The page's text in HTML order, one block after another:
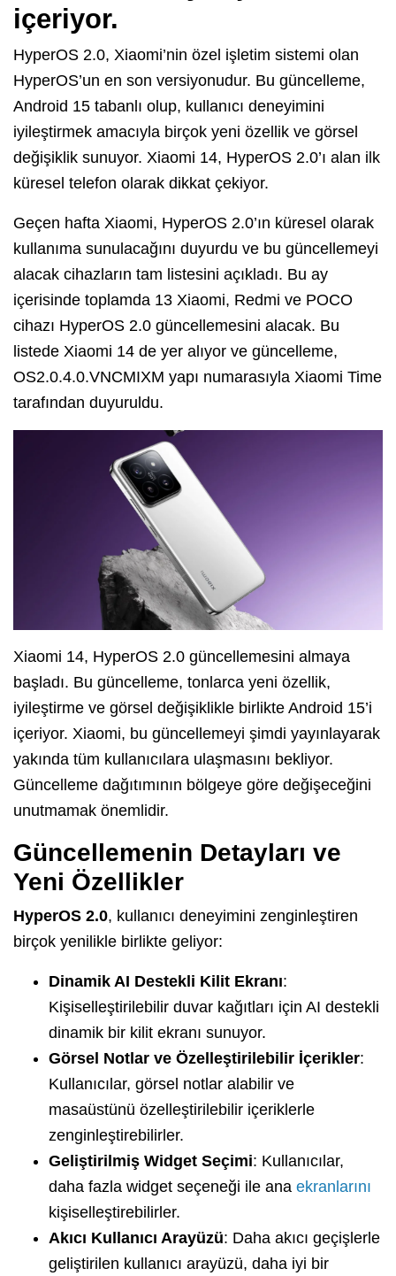
içeriyor.
HyperOS 2.0, Xiaomi’nin özel işletim sistemi olan
HyperOS’un en son versiyonudur. Bu güncelleme,
Android 15 tabanlı olup, kullanıcı deneyimini
iyileştirmek amacıyla birçok yeni özellik ve görsel
değişiklik sunuyor. Xiaomi 14, HyperOS 2.0’ı alan ilk
küresel telefon olarak dikkat çekiyor.
Geçen hafta Xiaomi, HyperOS 2.0’ın küresel olarak
kullanıma sunulacağını duyurdu ve bu güncellemeyi
alacak cihazların tam listesini açıkladı. Bu ay
içerisinde toplamda 13 Xiaomi, Redmi ve POCO
cihazı HyperOS 2.0 güncellemesini alacak. Bu
listede Xiaomi 14 de yer alıyor ve güncelleme,
OS2.0.4.0.VNCMIXM yapı numarasıyla Xiaomi Time
tarafından duyuruldu.
Xiaomi 14, HyperOS 2.0 güncellemesini almaya
başladı. Bu güncelleme, tonlarca yeni özellik,
iyileştirme ve görsel değişiklikle birlikte Android 15’i
içeriyor. Xiaomi, bu güncellemeyi şimdi yayınlayarak
yakında tüm kullanıcılara ulaşmasını bekliyor.
Güncelleme dağıtımının bölgeye göre değişeceğini
unutmamak önemlidir.
Güncellemenin Detayları ve
Yeni Özellikler
HyperOS 2.0, kullanıcı deneyimini zenginleştiren
birçok yenilikle birlikte geliyor:
Dinamik AI Destekli Kilit Ekranı:
Kişiselleştirilebilir duvar kağıtları için AI destekli
dinamik bir kilit ekranı sunuyor.
Görsel Notlar ve Özelleştirilebilir İçerikler:
Kullanıcılar, görsel notlar alabilir ve
masaüstünü özelleştirilebilir içeriklerle
zenginleştirebilirler.
Geliştirilmiş Widget Seçimi: Kullanıcılar,
daha fazla widget seçeneği ile ana ekranlarını
kişiselleştirebilirler.
Akıcı Kullanıcı Arayüzü: Daha akıcı geçişlerle
geliştirilen kullanıcı arayüzü, daha iyi bir